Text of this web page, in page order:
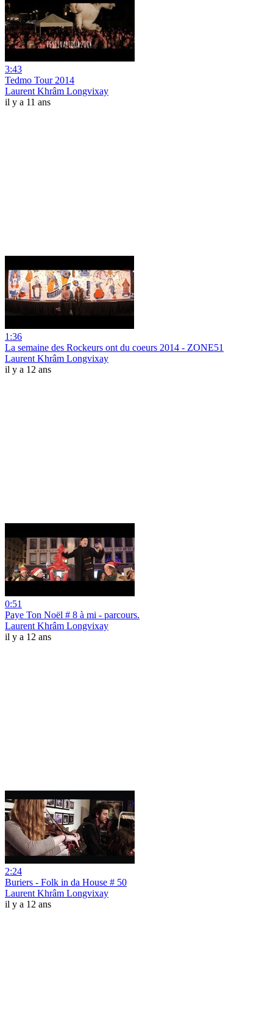
3:43
Tedmo Tour 2014
Laurent Khrâm Longvixay
il y a 11 ans
1:36
La semaine des Rockeurs ont du coeurs 2014 - ZONE51
Laurent Khrâm Longvixay
il y a 12 ans
0:51
Paye Ton Noël # 8 à mi - parcours.
Laurent Khrâm Longvixay
il y a 12 ans
2:24
Buriers - Folk in da House # 50
Laurent Khrâm Longvixay
il y a 12 ans